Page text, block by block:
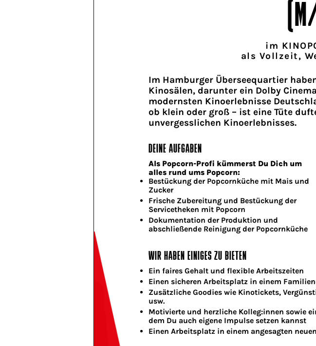
im
als Vollzeit,
Im Hamburger Überseequartier
Kinosälen, darunter ein Dolby
modernsten Kinoerlebnisse
ob klein oder groß – ist eine Tüte
unvergesslichen Kinoerlebnisses.
DEINE AUFGABEN
Als Popcorn-Profi kümmerst Du Dich um
alles rund ums Popcorn:
Bestückung der Popcornküche mit Mais und
Zucker
Frische Zubereitung und Bestückung der
Servicetheken mit Popcorn
Dokumentation der Produktion und
abschließende Reinigung der Popcornküche
WIR HABEN EINIGES ZU BIETEN
Ein faires Gehalt und flexible Arbeitszeiten
Einen sicheren Arbeitsplatz in einem
Zusätzliche Goodies wie Kinotickets,
usw.
Motivierte und herzliche Kolleg:innen sowie
dem Du auch eigene Impulse setzen kannst
Einen Arbeitsplatz in einem angesagten